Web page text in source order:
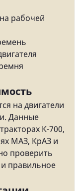
рабочей
на двигатели
Данные
К-700,
МАЗ, КрАЗ и
проверить
правильное